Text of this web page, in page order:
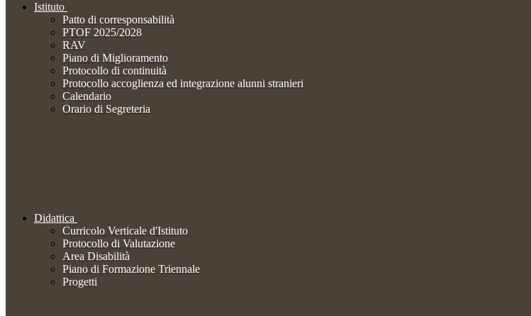
Istituto
Patto di corresponsabilità
PTOF 2025/2028
RAV
Piano di Miglioramento
Protocollo di continuità
Protocollo accoglienza ed integrazione alunni stranieri
Calendario
Orario di Segreteria
Didattica
Curricolo Verticale d'Istituto
Protocollo di Valutazione
Area Disabilità
Piano di Formazione Triennale
Progetti